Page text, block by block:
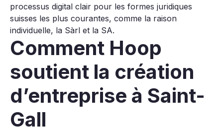
processus digital clair pour les formes juridiques
suisses les plus courantes, comme la raison
individuelle, la Sàrl et la SA.
Comment Hoop
soutient la création
d’entreprise à Saint-
Gall